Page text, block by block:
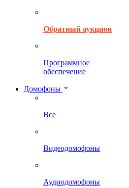
Обратный аукцион
Программное
обеспечение
Домофоны
Все
Видеодомофоны
Аудиодомофоны